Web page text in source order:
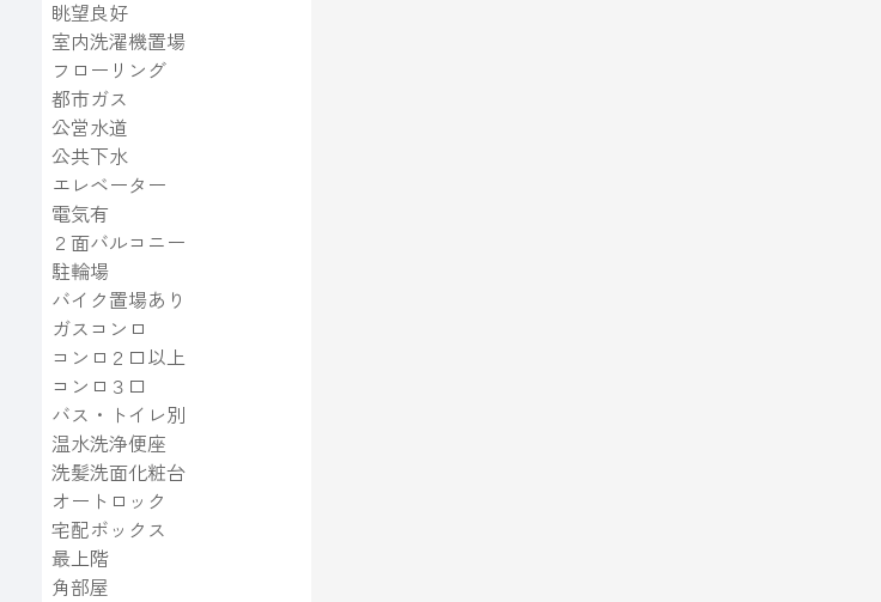
眺望良好
室内洗濯機置場
フローリング
都市ガス
公営水道
公共下水
エレベーター
電気有
２面バルコニー
駐輪場
バイク置場あり
ガスコンロ
コンロ２口以上
コンロ３口
バス・トイレ別
温水洗浄便座
洗髪洗面化粧台
オートロック
宅配ボックス
最上階
角部屋